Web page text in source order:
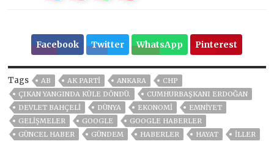
Facebook Twitter WhatsApp Pinterest
Tags AB AK PARTİ ANKARA
CHP
ÇIKAN YANGINDA KÜLE DÖNDÜ.
CUMHURBAŞKANI ERDOĞAN
DEVLET BAHÇELİ
DÜNYA EKONOMİ
EMNİYET
GELIŞMELER
GOOGLE
GOOGLE HABERLER
GÜNCEL HABER
GÜNDEM HABERLER HAYAT
İLLER